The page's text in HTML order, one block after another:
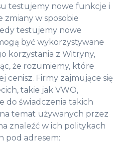
testujemy nowe funkcje i
w sposobie
testujemy nowe
być wykorzystywane
korzystania z Witryny,
że rozumiemy, które
cenisz. Firmy zajmujące się
takie jak VWO,
do świadczenia takich
temat używanych przez
znaleźć w ich politykach
pod adresem: